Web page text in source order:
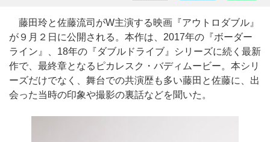
藤田玲と佐藤流司がW主演する映画『アウトロダブル』
が９月２日に公開される。本作は、2017年の『ボーダー
ライン』、18年の『ダブルドライブ』シリーズに続く最新
作で、最終章となるピカレスク・バディムービー。本シリ
ーズだけでなく、舞台での共演歴も多い藤田と佐藤に、出
会った当時の印象や撮影の裏話などを聞いた。